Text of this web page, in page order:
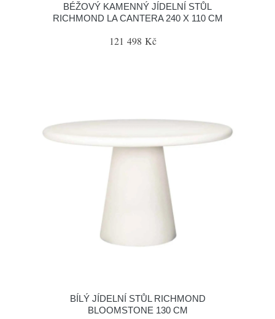
BÉŽOVÝ KAMENNÝ JÍDELNÍ STŮL
RICHMOND LA CANTERA 240 X 110 CM
121 498 Kč
BÍLÝ JÍDELNÍ STŮL RICHMOND
BLOOMSTONE 130 CM